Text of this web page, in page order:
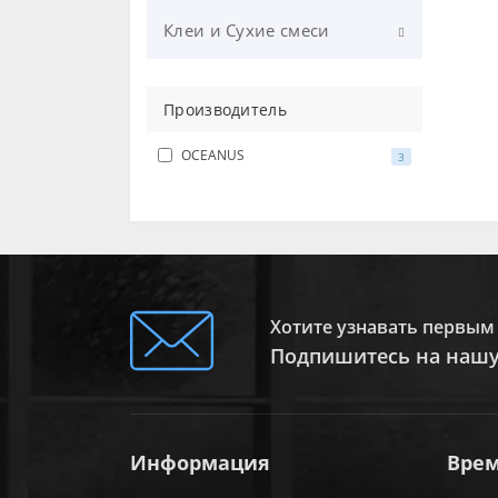
Столешницы
Шкафчики
Клеи и Сухие смеси
Полы
Шпаклевка
Производитель
OCEANUS 3
Хотите узнавать
Подпишитесь на
Информация